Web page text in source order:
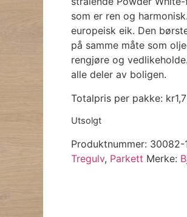
som er ren og
europeisk eik. Den
på samme måte som
rengjøre og
alle deler av boligen.
Totalpris per pakke: kr
Utsolgt
Produktnummer: 30082-
Tregulv, Parkett Merke: